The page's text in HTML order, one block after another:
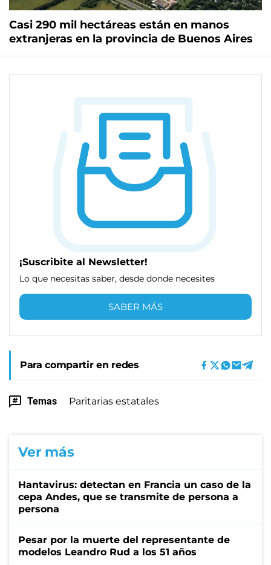
Casi 290 mil hectáreas están en manos
extranjeras en la provincia de Buenos Aires
¡Suscribite al Newsletter!
Lo que necesitas saber, desde donde necesites
SABER MÁS
Para compartir en redes
Temas Paritarias estatales
Ver más
Hantavirus: detectan en Francia un caso de la
cepa Andes, que se transmite de persona a
persona
Pesar por la muerte del representante de
modelos Leandro Rud a los 51 años